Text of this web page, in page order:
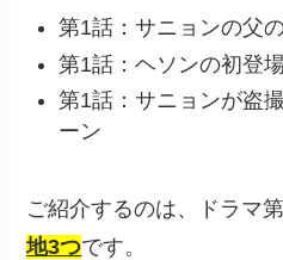
第1話：サニョンの父
第1話：ヘソンの初登
第1話：サニョンが盗
ーン
ご紹介するのは、ドラマ
地3つです。